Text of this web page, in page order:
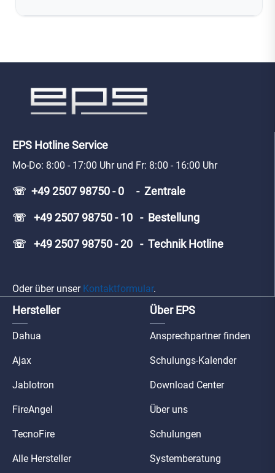
EPS Hotline Service
Mo-Do: 8:00 - 17:00 Uhr und Fr: 8:00 - 16:00 Uhr
☏ +49 2507 98750 - 0 - Zentrale
☏ +49 2507 98750 - 10 - Bestellung
☏ +49 2507 98750 - 20 - Technik Hotline
Oder über unser Kontaktformular.
Hersteller
Dahua
Ajax
Jablotron
FireAngel
TecnoFire
Alle Hersteller
Über EPS
Ansprechpartner finden
Schulungs-Kalender
Download Center
Über uns
Schulungen
Systemberatung